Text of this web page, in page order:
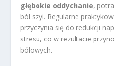
głębokie oddychanie,
ból szyi. Regularne
przyczynia się do redukcji
stresu, co w rezultacie
bólowych.